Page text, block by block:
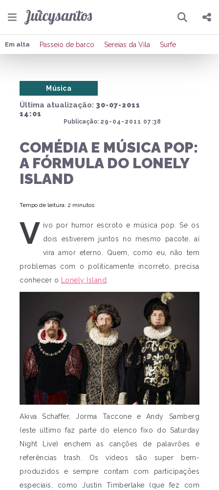
Pesquisar
Compartilhar
Em alta Passeio de barco Sereias da Vila Surfe
Última atualização: 30-07-2011
14:01
Publicação: 29-04-2011 07:38
Música
COMÉDIA E MÚSICA POP:
A FÓRMULA DO LONELY
ISLAND
Tempo de leitura: 2 minutos
V ivo por humor escroto e música pop. Se os
dois estiverem juntos no mesmo pacote, aí
vira amor eterno. Quem, como eu, não tem
problemas com o politicamente incorreto, precisa
conhecer o
Lonely Island
Akiva Schaffer, Jorma Taccone e Andy Samberg
(este último faz parte do elenco fixo do Saturday
Night Live) enchem as canções de palavrões e
referências trash. Os vídeos são super bem-
produzidos e sempre contam com participações
especiais, como Justin Timberlake (que fez com